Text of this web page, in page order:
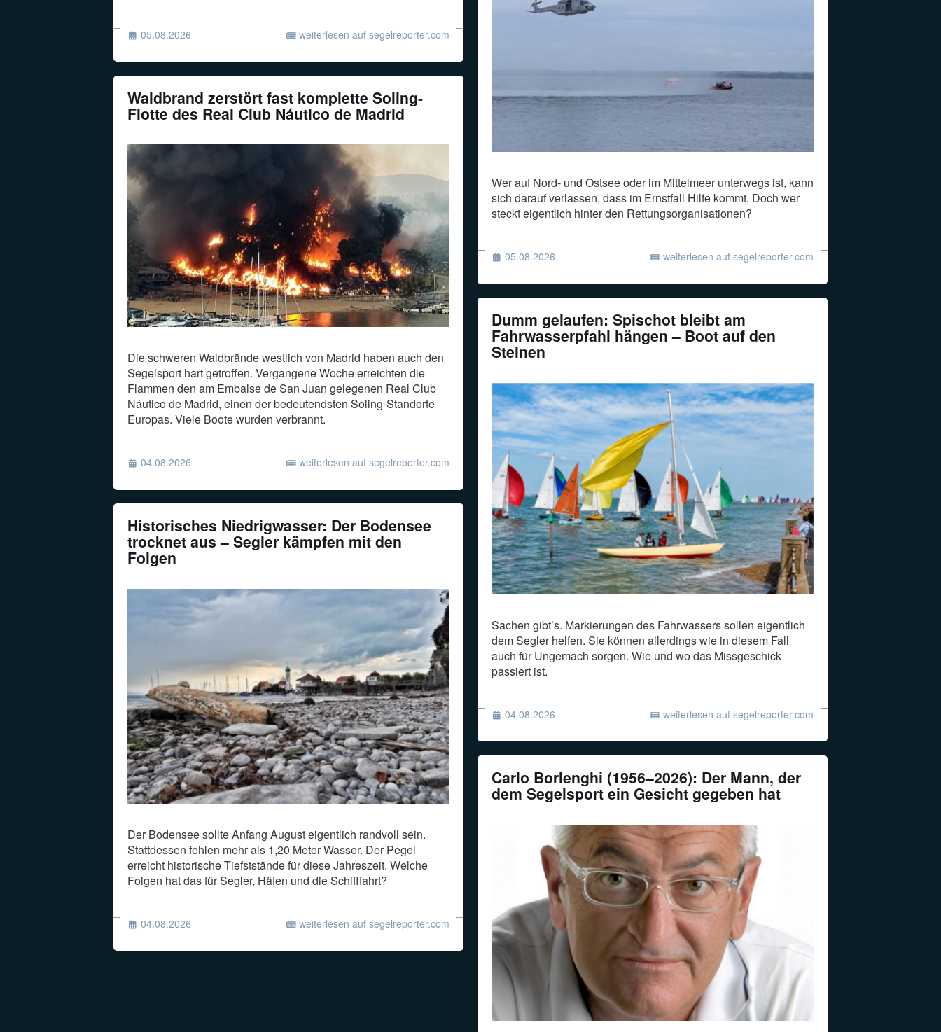
05.08.2026 weiterlesen auf segelreporter.com
Wer auf Nord- und Ostsee oder im Mittelmeer unterwegs ist, kann
sich darauf verlassen, dass im Ernstfall Hilfe kommt. Doch wer
steckt eigentlich hinter den Rettungsorganisationen?
05.08.2026 weiterlesen auf segelreporter.com
Waldbrand zerstört fast komplette Soling-
Flotte des Real Club Náutico de Madrid
Die schweren Waldbrände westlich von Madrid haben auch den
Segelsport hart getroffen. Vergangene Woche erreichten die
Flammen den am Embalse de San Juan gelegenen Real Club
Náutico de Madrid, einen der bedeutendsten Soling-Standorte
Europas. Viele Boote wurden verbrannt.
04.08.2026 weiterlesen auf segelreporter.com
Dumm gelaufen: Spischot bleibt am
Fahrwasserpfahl hängen – Boot auf den
Steinen
Sachen gibt’s. Markierungen des Fahrwassers sollen eigentlich
dem Segler helfen. Sie können allerdings wie in diesem Fall
auch für Ungemach sorgen. Wie und wo das Missgeschick
passiert ist.
04.08.2026 weiterlesen auf segelreporter.com
Historisches Niedrigwasser: Der Bodensee
trocknet aus – Segler kämpfen mit den
Folgen
Der Bodensee sollte Anfang August eigentlich randvoll sein.
Stattdessen fehlen mehr als 1,20 Meter Wasser. Der Pegel
erreicht historische Tiefststände für diese Jahreszeit. Welche
Folgen hat das für Segler, Häfen und die Schifffahrt?
04.08.2026 weiterlesen auf segelreporter.com
Carlo Borlenghi (1956–2026): Der Mann, der
dem Segelsport ein Gesicht gegeben hat